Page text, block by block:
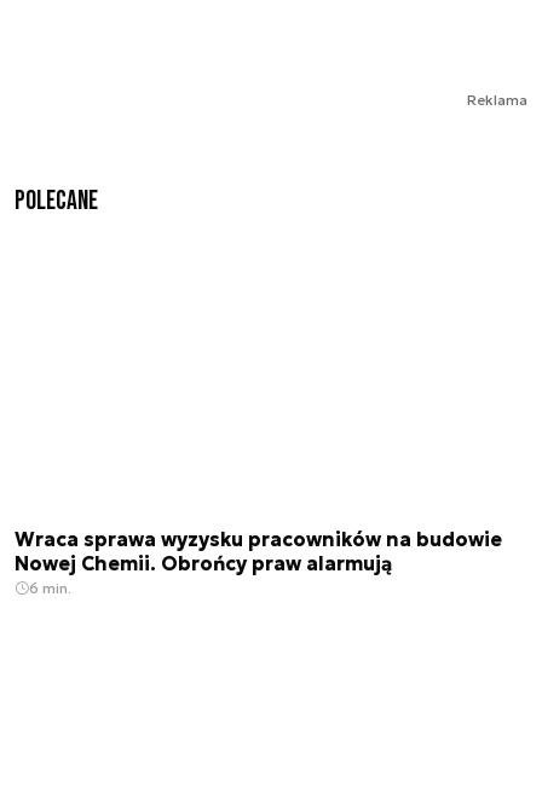
Reklama
Polecane
Wraca sprawa wyzysku pracowników na budowie
Nowej Chemii. Obrońcy praw alarmują
6 min.